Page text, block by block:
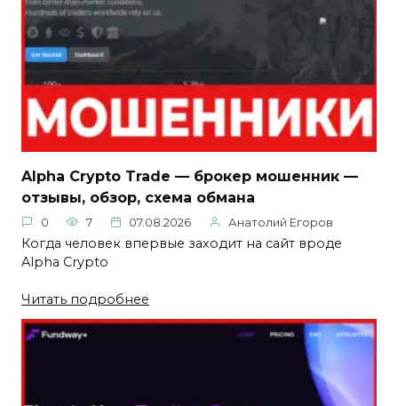
Alpha Crypto Trade — брокер мошенник —
отзывы, обзор, схема обмана
0 7 07.08.2026 Анатолий Егоров
Когда человек впервые заходит на сайт вроде
Alpha Crypto
Читать подробнее